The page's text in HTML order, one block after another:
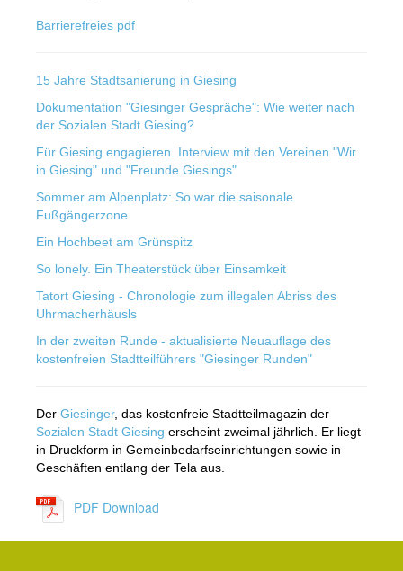
Barrierefreies pdf
15 Jahre Stadtsanierung in Giesing
Dokumentation "Giesinger Gespräche": Wie weiter nach
der Sozialen Stadt Giesing?
Für Giesing engagieren. Interview mit den Vereinen "Wir
in Giesing" und "Freunde Giesings"
Sommer am Alpenplatz: So war die saisonale
Fußgängerzone
Ein Hochbeet am Grünspitz
So lonely. Ein Theaterstück über Einsamkeit
Tatort Giesing - Chronologie zum illegalen Abriss des
Uhrmacherhäusls
In der zweiten Runde - aktualisierte Neuauflage des
kostenfreien Stadtteilführers "Giesinger Runden"
Der Giesinger, das kostenfreie Stadtteilmagazin der
Sozialen Stadt Giesing erscheint zweimal jährlich. Er liegt
in Druckform in Gemeinbedarfseinrichtungen sowie in
Geschäften entlang der Tela aus.
PDF Download